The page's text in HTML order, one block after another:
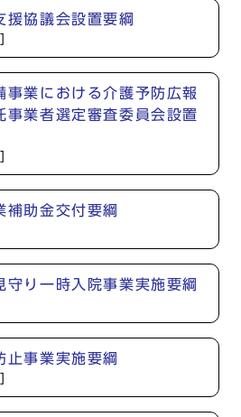
援協議会設置要綱
事業における介護予防広報
事業者選定審査委員会設置
補助金交付要綱
守り一時入院事業実施要綱
止事業実施要綱